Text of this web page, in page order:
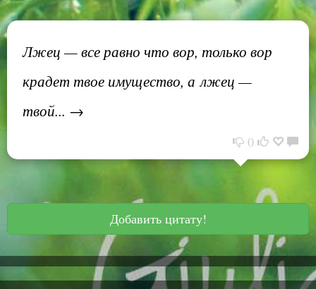
Лжец — все равно что вор, только вор
крадет твое имущество, а лжец —
твой... →
0
Добавить цитату!